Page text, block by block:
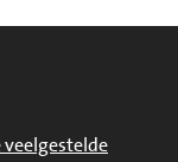
veelgestelde